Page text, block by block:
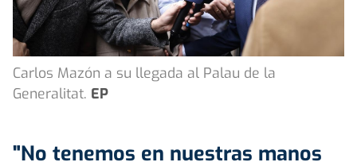
Carlos Mazón a su llegada al Palau de la
Generalitat. EP
"No tenemos en nuestras manos